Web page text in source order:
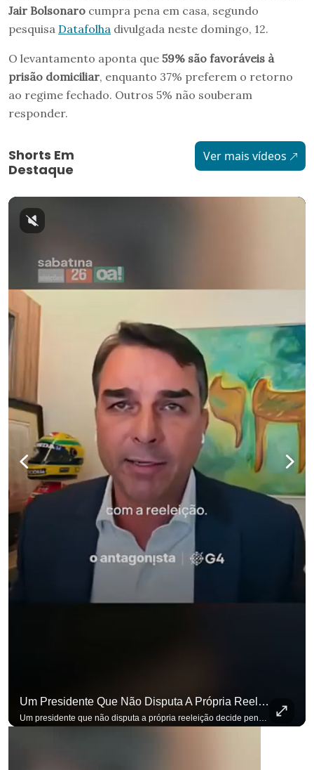
Jair Bolsonaro cumpra pena em casa, segundo
pesquisa Datafolha divulgada neste domingo, 12.
O levantamento aponta que 59% são favoráveis à
prisão domiciliar, enquanto 37% preferem o retorno
ao regime fechado. Outros 5% não souberam
responder.
Shorts Em
Destaque
Ver mais vídeos
Um Presidente Que Não Disputa A Própria Reeleição Decide Pensando Em Quem Vem Depois.